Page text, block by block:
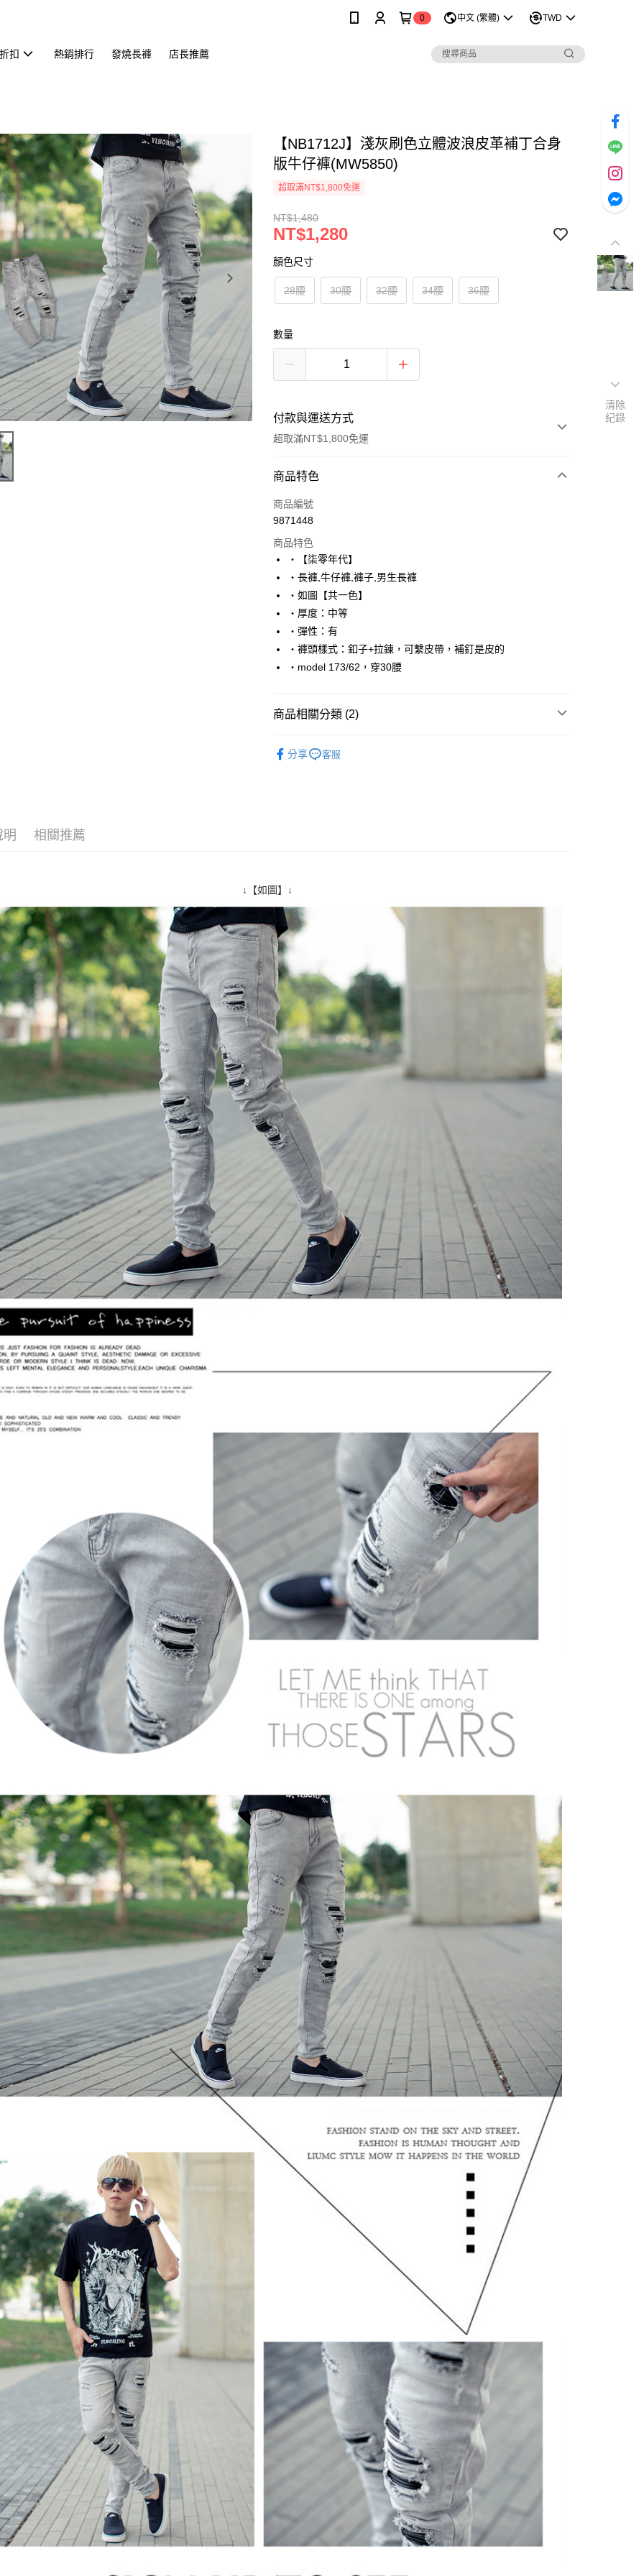
0 中文 (繁體) TWD
扣 熱銷排行 發燒長褲 店長推薦
【NB1712J】淺灰刷色立體波浪皮革補丁合身
版牛仔褲(MW5850)
超取滿NT$1,800免運
NT$1,480
NT$1,280
顏色尺寸
28腰 30腰 32腰 34腰 36腰
數量
付款與運送方式
超取滿NT$1,800免運
付款方式
信用卡一次付款
LINE Pay
Apple Pay
街口支付
悠遊付
Google Pay
【關於「AFTEE先享後付」】
１．簡單：不需註冊會員、不需綁卡、不需儲值。
※ 請注意：結帳手續完成當下不需立刻繳費，但若您需要取消訂單，請聯
先享後付繳納相關費用。
※ 交易是否成功請以「AFTEE先享後付 」之結帳頁面顯示為準，若有關於
是否繳費成功／繳費後需取消欲退款等相關疑問，請聯繫「AFTEE先享後
付客戶支援中心」
【注意事項】
１．透過由恩沛科技股份有限公司提供之「AFTEE先享後付」服務完成之
交易，需依本服務之必要範圍內提供個人資料，並將交易相關給付款項請
求債權轉讓予恩沛科技股份有限公司。
２．關於個人資料處理事宜，請瀏覽以下網址：
https://aftee.tw/terms/#terms3
３．未成年的使用者請事先徵得法定代理人或監護人之同意方可使用
「AFTEE先享後付」，若未經同意申辦者引起之損失，本公司不負相關責
任。
４．使用「AFTEE先享後付」時，將依據個別帳號之用戶狀況，依本公司
即時審查核予不同之上限額度；若仍有額度不足之情形，本公司將視審查
結果請求用戶進行身份認證。
５．嚴禁一人註冊多個帳號或使用他人資訊註冊。若發現惡意使用之情
形，恩沛科技股份有限公司將有權停止該用戶之使用額度並採取法律行
動。
7-11付款取貨
每筆NT$80，滿NT$1,800(含以上)免運費
先付款後7-11取貨
每筆NT$80，滿NT$1,800(含以上)免運費
宅配
每筆NT$120，滿NT$3,000(含以上)免運費
商品特色
商品編號
9871448
商品特色
‧【柒零年代】
‧長褲,牛仔褲,褲子,男生長褲
‧如圖【共一色】
‧厚度：中等
‧彈性：有
‧褲頭樣式：釦子+拉鍊，可繫皮帶，補釘是皮的
‧model 173/62，穿30腰
商品相關分類 (2)
分享 客服
明 相關推薦
↓【如圖】↓
清除
紀錄